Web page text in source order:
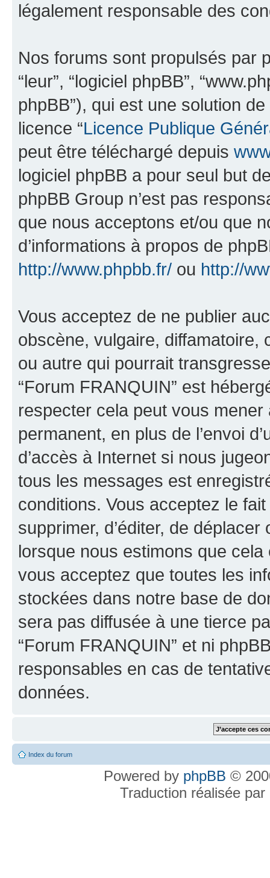
légalement responsable des
Nos forums sont propulsés par
“leur”, “logiciel phpBB”,
phpBB”), qui est une solution
licence “Licence Publique
peut être téléchargé depuis
logiciel phpBB a pour seul but
phpBB Group n’est pas
que nous acceptons et/ou que
d’informations à propos de
http://www.phpbb.fr/ ou http://
Vous acceptez de ne publier
obscène, vulgaire, diffamatoire,
ou autre qui pourrait
“Forum FRANQUIN” est
respecter cela peut vous
permanent, en plus de l’envoi
d’accès à Internet si nous
tous les messages est
conditions. Vous acceptez le
supprimer, d’éditer, de
lorsque nous estimons que cela
vous acceptez que toutes les
stockées dans notre base de
sera pas diffusée à une tierce
“Forum FRANQUIN” et ni
responsables en cas de
données.
Index du forum
Powered by phpBB ©
Traduction réalisée par